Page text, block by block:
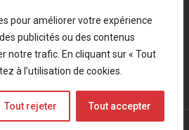
pour améliorer votre expérience
publicités ou des contenus
notre trafic. En cliquant sur « Tout
à l’utilisation de cookies.
Tout rejeter Tout accepter
de confidentialité
Operations Blog - 2022